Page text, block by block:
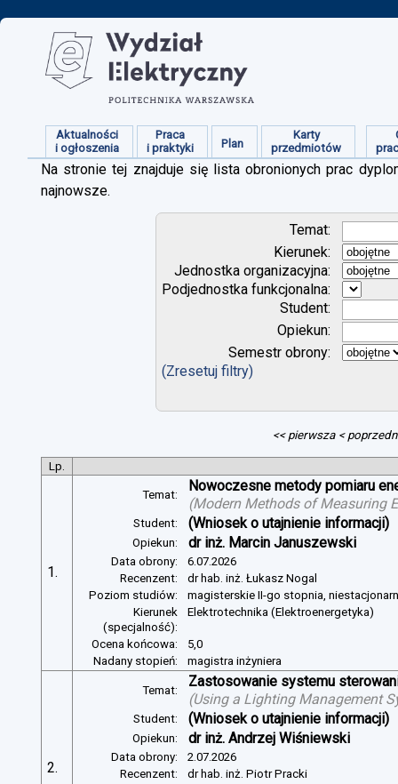
Aktualności
i ogłoszenia
Praca
i praktyki
Plan
Karty
przedmiotów
Na stronie tej znajduje się lista obronionych prac
najnowsze.
Temat:
Kierunek:
Jednostka organizacyjna:
Podjednostka funkcjonalna:
Student:
Opiekun:
Semestr obrony:
(Zresetuj filtry)
<< pierwsza <
Lp.
1.
Temat:
Nowoczesne metody pomiaru
(Modern Methods of Measuring
Student: (Wniosek o utajnienie informacji)
Opiekun: dr inż. Marcin Januszewski
Data obrony:
6.07.2026
Recenzent:
dr hab. inż. Łukasz Nogal
Poziom studiów:
magisterskie II-go stopnia,
Kierunek
(specjalność):
Elektrotechnika (Elektroenergetyka)
Ocena końcowa:
5,0
Nadany stopień:
magistra inżyniera
2.
Temat:
Zastosowanie systemu
(Using a Lighting Management
Student: (Wniosek o utajnienie informacji)
Opiekun: dr inż. Andrzej Wiśniewski
Data obrony:
2.07.2026
Recenzent:
dr hab. inż. Piotr Pracki